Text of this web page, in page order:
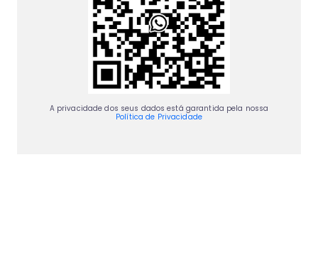
A privacidade dos seus dados está garantida pela nossa
Política de Privacidade